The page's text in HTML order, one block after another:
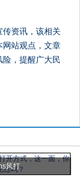
传资讯，该相关
网站观点，文章
，提醒广大民
风打